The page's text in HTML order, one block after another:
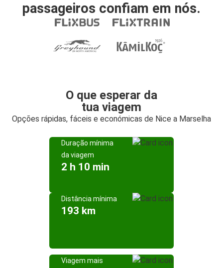
passageiros confiam em nós.
O que esperar da
tua viagem
Opções rápidas, fáceis e económicas de Nice a Marselha
Duração mínima
da viagem
2 h 10 min
Distância mínima
193 km
Viagem mais